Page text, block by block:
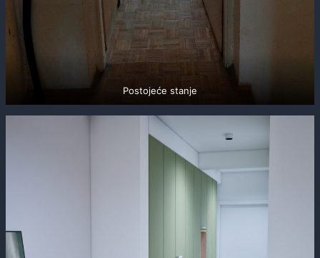
Postojeće stanje